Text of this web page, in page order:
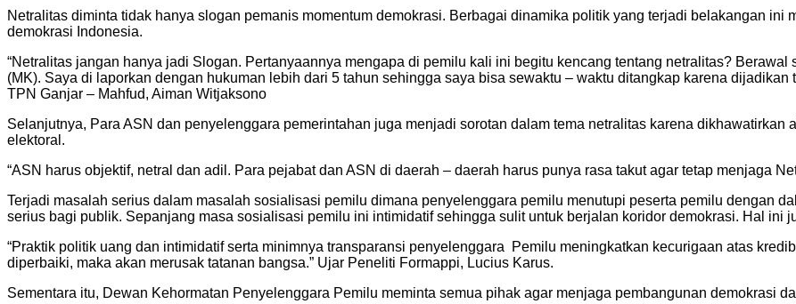
Netralitas diminta tidak hanya slogan pemanis momentum demokrasi. Berbagai dinamika politik yang terjadi belakangan
demokrasi Indonesia.
“Netralitas jangan hanya jadi Slogan. Pertanyaannya mengapa di pemilu kali ini begitu kencang tentang netralitas?
(MK). Saya di laporkan dengan hukuman lebih dari 5 tahun sehingga saya bisa sewaktu – waktu ditangkap karena
TPN Ganjar – Mahfud, Aiman Witjaksono
Selanjutnya, Para ASN dan penyelenggara pemerintahan juga menjadi sorotan dalam tema netralitas karena dikhawatirkan
elektoral.
“ASN harus objektif, netral dan adil. Para pejabat dan ASN di daerah – daerah harus punya rasa takut agar tetap menjaga
Terjadi masalah serius dalam masalah sosialisasi pemilu dimana penyelenggara pemilu menutupi peserta pemilu dengan
serius bagi publik. Sepanjang masa sosialisasi pemilu ini intimidatif sehingga sulit untuk berjalan koridor demokrasi. Hal ini
“Praktik politik uang dan intimidatif serta minimnya transparansi penyelenggara Pemilu meningkatkan kecurigaan atas
diperbaiki, maka akan merusak tatanan bangsa.” Ujar Peneliti Formappi, Lucius Karus.
Sementara itu, Dewan Kehormatan Penyelenggara Pemilu meminta semua pihak agar menjaga pembangunan demokrasi